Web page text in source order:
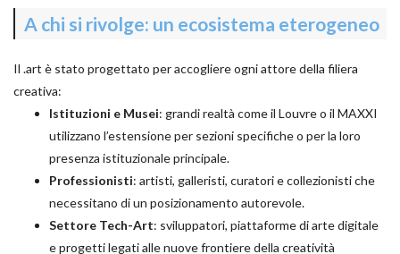
A chi si rivolge: un ecosistema eterogeneo
Il .art è stato progettato per accogliere ogni attore della filiera
creativa:
Istituzioni e Musei: grandi realtà come il Louvre o il MAXXI
utilizzano l’estensione per sezioni specifiche o per la loro
presenza istituzionale principale.
Professionisti: artisti, galleristi, curatori e collezionisti che
necessitano di un posizionamento autorevole.
Settore Tech-Art: sviluppatori, piattaforme di arte digitale
e progetti legati alle nuove frontiere della creatività